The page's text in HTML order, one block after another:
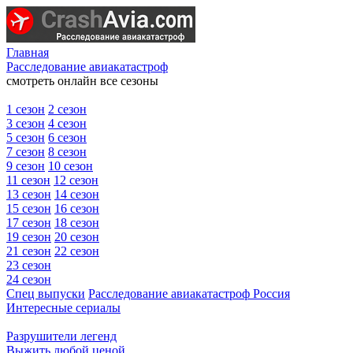
Главная
Расследование авиакатастроф
смотреть онлайн все сезоны
1 сезон 2 сезон
3 сезон 4 сезон
5 сезон 6 сезон
7 сезон 8 сезон
9 сезон 10 сезон
11 сезон 12 сезон
13 сезон 14 сезон
15 сезон 16 сезон
17 сезон 18 сезон
19 сезон 20 сезон
21 сезон 22 сезон
23 сезон
24 сезон
Спец выпуски Расследование авиакатастроф Россия
Интересные сериалы
Разрушители легенд
Выжить любой ценой